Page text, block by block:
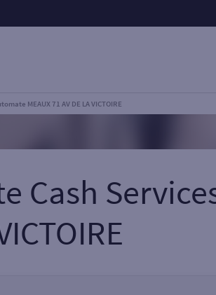
MEAUX 71 AV DE LA VICTOIRE
Services